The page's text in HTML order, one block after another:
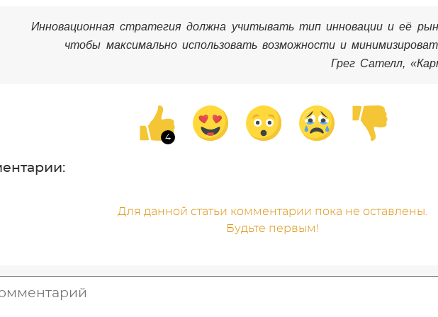
Инновационная стратегия должна учитывать тип инновации и её
чтобы максимально использовать возможности и
Грег Сателл, «Карта
Для данной статьи комментарии пока не оставлены.
Будьте первым!